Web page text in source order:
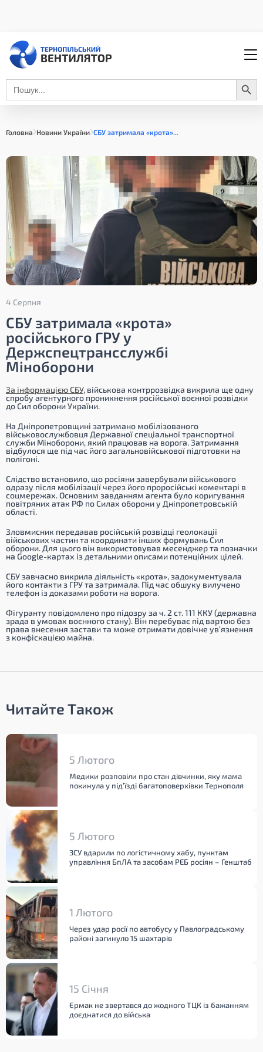
Search
for:
Search Button
Головна Новини України СБУ затримала «крота»...
4 Серпня
СБУ затримала «крота»
російського ГРУ у
Держспецтрансслужбі
Міноборони
За інформацією СБУ, військова контррозвідка викрила ще одну
спробу агентурного проникнення російської воєнної розвідки
до Сил оборони України.
На Дніпропетровщині затримано мобілізованого
військовослужбовця Державної спеціальної транспортної
служби Міноборони, який працював на ворога. Затримання
відбулося ще під час його загальновійськової підготовки на
полігоні.
Слідство встановило, що росіяни завербували військового
одразу після мобілізації через його проросійські коментарі в
соцмережах. Основним завданням агента було коригування
повітряних атак РФ по Силах оборони у Дніпропетровській
області.
Зловмисник передавав російській розвідці геолокації
військових частин та координати інших формувань Сил
оборони. Для цього він використовував месенджер та позначки
на Google-картах із детальними описами потенційних цілей.
СБУ завчасно викрила діяльність «крота», задокументувала
його контакти з ГРУ та затримала. Під час обшуку вилучено
телефон із доказами роботи на ворога.
Фігуранту повідомлено про підозру за ч. 2 ст. 111 ККУ (державна
зрада в умовах воєнного стану). Він перебуває під вартою без
права внесення застави та може отримати довічне ув’язнення
з конфіскацією майна.
Читайте Також
5 Лютого
Медики розповіли про стан дівчинки, яку мама
покинула у під’їзді багатоповерхівки Тернополя
5 Лютого
ЗСУ вдарили по логістичному хабу, пунктам
управління БпЛА та засобам РЕБ росіян – Генштаб
1 Лютого
Через удар росії по автобусу у Павлоградському
районі загинуло 15 шахтарів
15 Січня
Єрмак не звертався до жодного ТЦК із бажанням
доєднатися до війська